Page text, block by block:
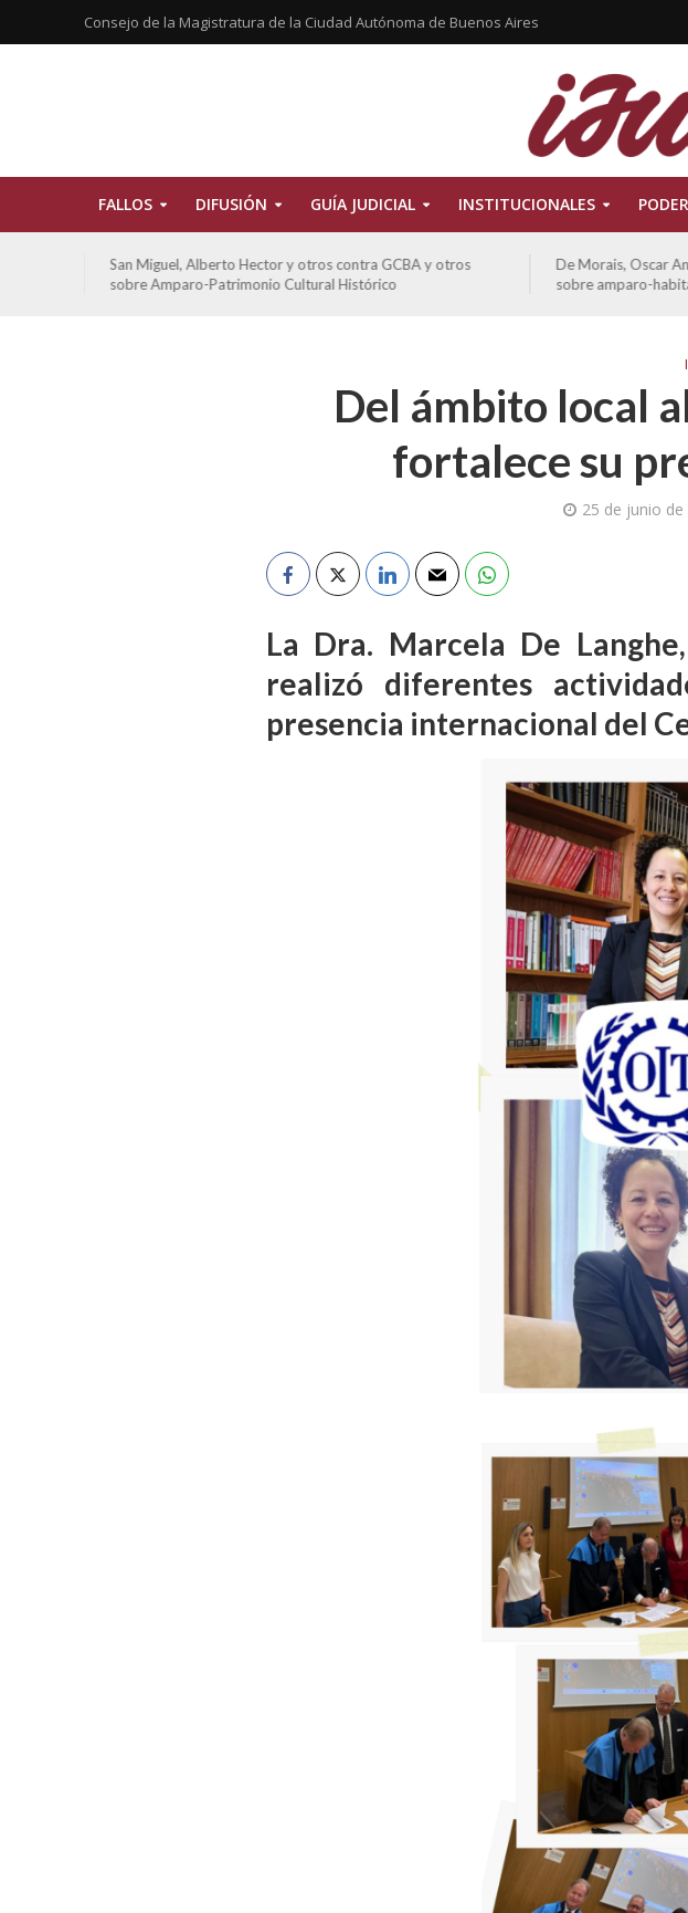
Consejo de la Magistratura de la Ciudad Autónoma de Buenos Aires
FALLOS DIFUSIÓN GUÍA JUDICIAL INSTITUCIONALES
San Miguel, Alberto Hector y otros contra GCBA y otros
sobre Amparo-Patrimonio Cultural Histórico
De Morais, Oscar
sobre amparo-
Del ámbito local
fortalece su
25 de junio de
La Dra. Marcela De
realizó diferentes
presencia internacional del